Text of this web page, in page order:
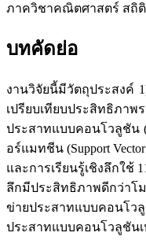
ภาควิชาคณิตศาสตร์ สถิ
บทคัดย่อ
งานวิจัยนี้มีวัตถุประสงค์
เปรียบเทียบประสิทธิภา
ประสาทแบบคอนโวลูชัน
อร์แมทชีน (Support
และการเรียนรู้เชิงลึกใช้
ลึกมีประสิทธิภาพดีกว่าโม
ข่ายประสาทแบบคอนโว
ประสาทแบบคอนโวลูชัน